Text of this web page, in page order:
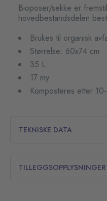
Bioposer/sekke er
hovedbestandsdelen
Brukes til organisk
Størrelse: 60x74 cm
35 L
17 my
Komposteres etter
TEKNISKE DATA
TILLEGGSOPPLYSNINGER